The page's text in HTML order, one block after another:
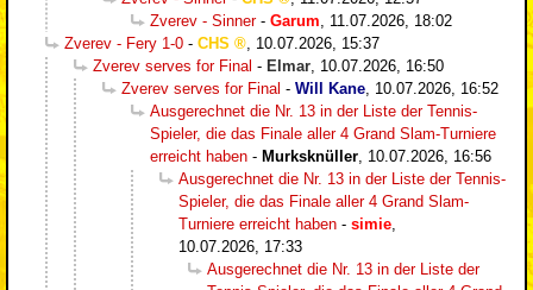
Zverev - Sinner- Garum, 11.07.2026, 18:02
Zverev - Fery 1-0 - CHS , 10.07.2026, 15:37
Zverev serves for Final - Elmar, 10.07.2026, 16:50
Zverev serves for Final - Will Kane, 10.07.2026, 16:52
Ausgerechnet die Nr. 13 in der Liste der Tennis-
Spieler, die das Finale aller 4 Grand Slam-Turniere
erreicht haben - Murksknüller, 10.07.2026, 16:56
Ausgerechnet die Nr. 13 in der Liste der Tennis-
Spieler, die das Finale aller 4 Grand Slam-
Turniere erreicht haben - simie,
10.07.2026, 17:33
Ausgerechnet die Nr. 13 in der Liste der